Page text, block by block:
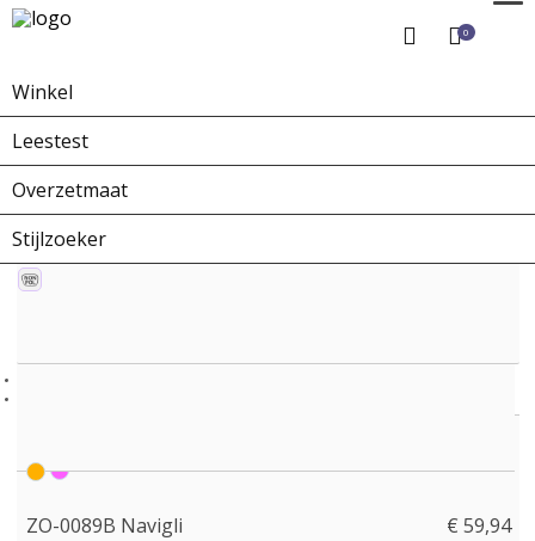
0
Winkel
Leestest
Overzetmaat
Stijlzoeker
Home Winkel
ZO-0089B Navigli € 59,94